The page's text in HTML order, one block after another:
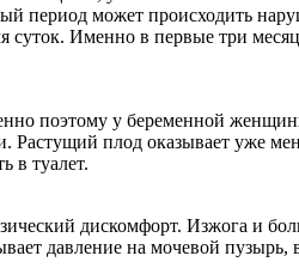
период может происходить
суток. Именно в первые три
поэтому у беременной
Растущий плод оказывает уже
в туалет.
дискомфорт. Изжога и
давление на мочевой пузырь,